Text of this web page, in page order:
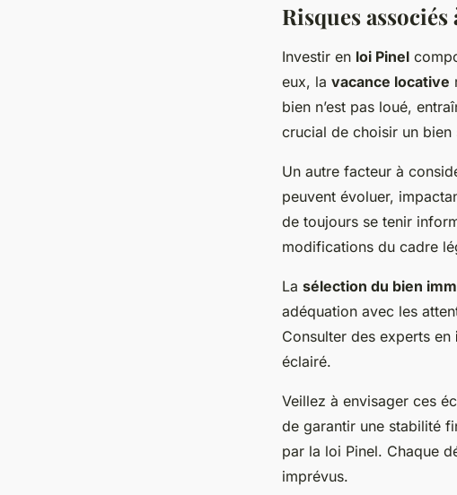
Risques
Investir en loi Pinel
eux, la vacance locative
bien n’est pas loué,
crucial de choisir un
Un autre facteur à
peuvent évoluer,
de toujours se tenir
modifications du cadre
La sélection du bien
adéquation avec les
Consulter des experts en
éclairé.
Veillez à envisager ces
de garantir une stabilité
par la loi Pinel. Chaque
imprévus.